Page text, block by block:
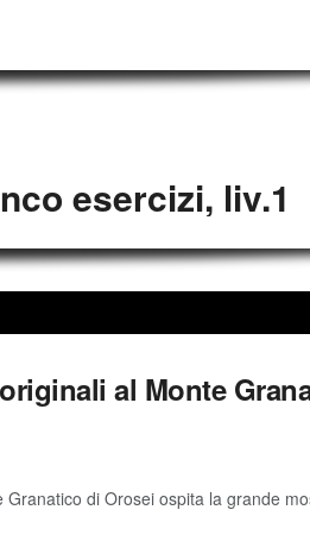
esercizi, liv.1
al Monte
di Orosei ospita la grande